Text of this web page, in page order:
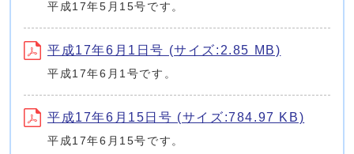
平成17年5月15号です。
平成17年6月1日号 (サイズ:2.85 MB)
平成17年6月1号です。
平成17年6月15日号 (サイズ:784.97 KB)
平成17年6月15号です。